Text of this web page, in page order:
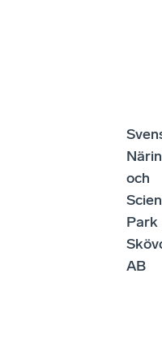
och
Park
AB